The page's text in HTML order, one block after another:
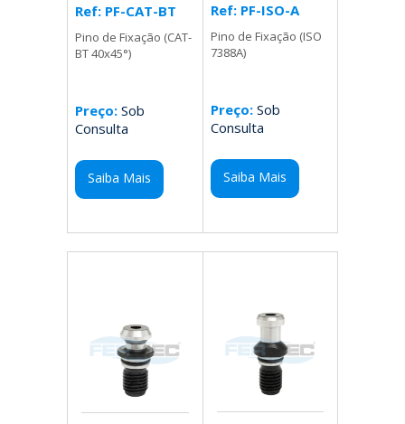
Ref: PF-CAT-BT
Pino de Fixação (CAT-
BT 40x45°)
Preço: Sob
Consulta
Saiba Mais
Ref: PF-ISO-A
Pino de Fixação (ISO
7388A)
Preço:Sob
Consulta
Saiba Mais